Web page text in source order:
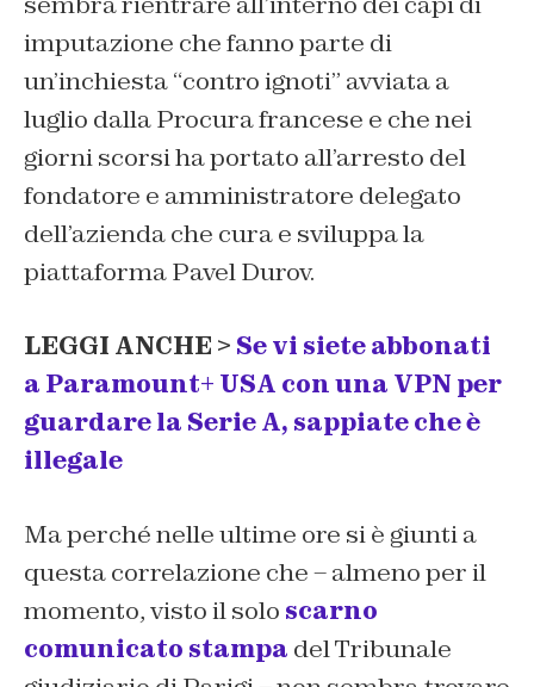
imputazione che fanno parte di
un’inchiesta “contro ignoti” avviata a
luglio dalla Procura francese e che nei
giorni scorsi ha portato all’arresto del
fondatore e amministratore delegato
dell’azienda che cura e sviluppa la
piattaforma Pavel Durov.
LEGGI ANCHE > Se vi siete abbonati
a Paramount+ USA con una VPN per
guardare la Serie A, sappiate che è
illegale
Ma perché nelle ultime ore si è giunti a
questa correlazione che – almeno per il
momento, visto il solo scarno
comunicato stampa del Tribunale